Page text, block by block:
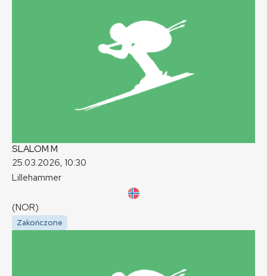
SLALOM M
25.03.2026, 10:30
Lillehammer
(NOR)
Zakończone